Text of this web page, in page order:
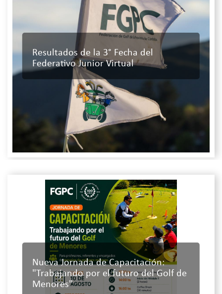
Resultados de la 3° Fecha del
Federativo Junior Virtual
Nueva Jornada de Capacitación:
"Trabajando por el futuro del Golf de
Menores"